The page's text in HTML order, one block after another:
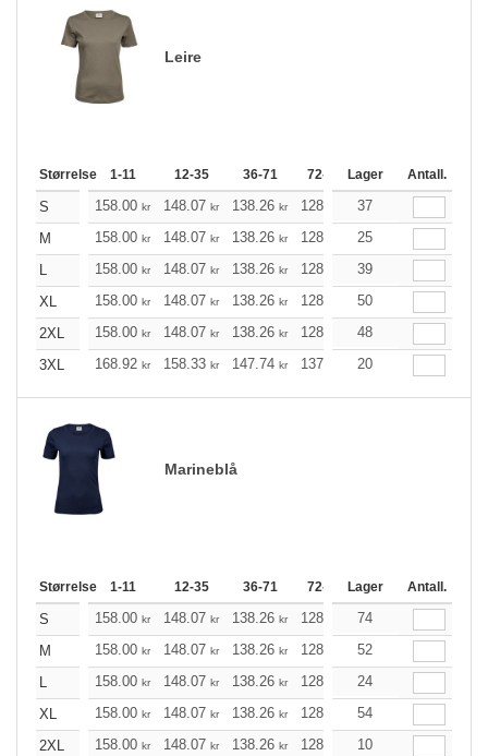
Leire
Størrelse 1-11 12-35 36-71 72-143 144-287
Lager Antall.
S 158.00 kr 148.07 kr 138.26 kr 128.34 118.41
37
M
158.00 kr 148.07 kr 138.26 kr 128.34 118.41
25
L
158.00 kr 148.07 kr 138.26 kr 128.34 118.41
39
XL
158.00 kr 148.07 kr 138.26 kr 128.34 118.41
50
2XL
158.00 kr 148.07 kr 138.26 kr 128.34 118.41
48
3XL
168.92 kr 158.33 kr 147.74 kr 137.26 126.66
20
Marineblå
Størrelse 1-11 12-35 36-71 72-143 144-287
Lager Antall.
S 158.00 kr 148.07 kr 138.26 kr 128.34 118.41
74
M
158.00 kr 148.07 kr 138.26 kr 128.34 118.41
52
L
158.00 kr 148.07 kr 138.26 kr 128.34 118.41
24
XL
158.00 kr 148.07 kr 138.26 kr 128.34 118.41
54
2XL
158.00 kr 148.07 kr 138.26 kr 128.34 118.41
10